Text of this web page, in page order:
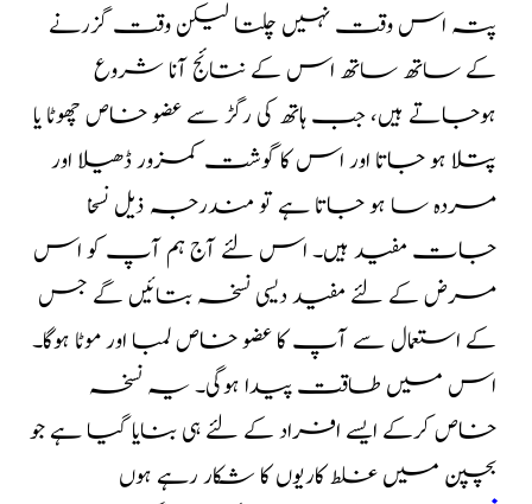
پتہ اس وقت نہیں چلتا لیکن وقت گزرنے
کے ساتھ ساتھ اس کے نتائج آنا شروع
ہوجاتے ہیں، جب ہاتھ کی رگڑ سے عضو خاص چھوٹا یا
پتلا ہو جاتا اور اس کا گوشت کمزور ڈھیلا اور
مردہ سا ہو جاتا ہے تو مندرجہ ذیل نسخا
جات مفید ہیں۔ اس لئے آج ہم آپ کو اس
مرض کے لئے مفید دیسی نسخہ بتائیں گے جس
کے استعمال سے آپ کا عضو خاص لمبا اور موٹا ہوگا۔
اس میں طاقت پیدا ہوگی۔ یہ نسخہ
خاص کرکے ایسے افراد کے لئے ہی بنایا گیا ہے جو
بچپن میں غلط کاریوں کا شکار رہے ہوں